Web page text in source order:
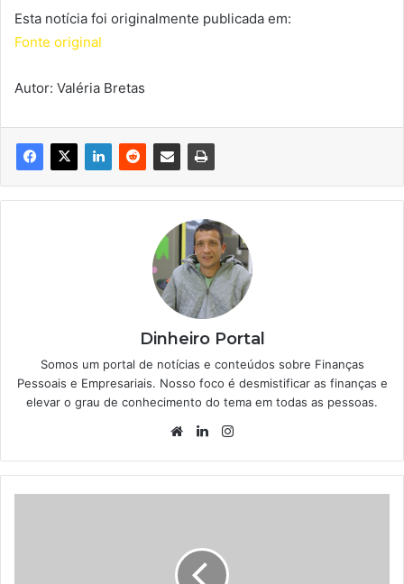
Esta notícia foi originalmente publicada em:
Fonte original
Autor: Valéria Bretas
Dinheiro Portal
Somos um portal de notícias e conteúdos sobre Finanças
Pessoais e Empresariais. Nosso foco é desmistificar as finanças e
elevar o grau de conhecimento do tema em todas as pessoas.
WebsiteLinkedin